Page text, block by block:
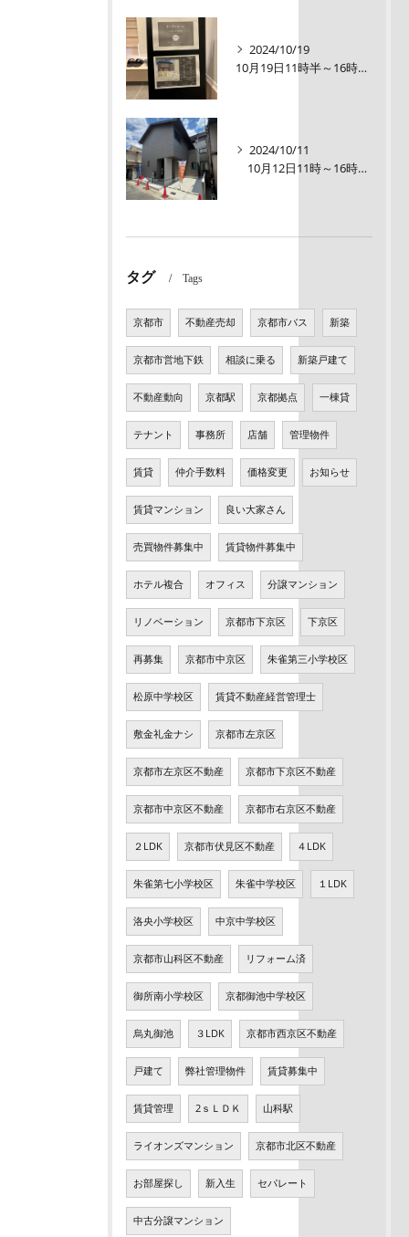
2024/10/19
10月19日11時半～16時00【オープンルーム】伏見区醍醐大構町新築戸建
2024/10/11
10月12日11時～16時【オープンルーム】伏見区醍醐大構町 新築戸建て
タグ Tags
京都市 不動産売却 京都市バス 新築
京都市営地下鉄 相談に乗る 新築戸建て
不動産動向 京都駅 京都拠点 一棟貸
テナント 事務所 店舗 管理物件
賃貸 仲介手数料 価格変更 お知らせ
賃貸マンション 良い大家さん
売買物件募集中 賃貸物件募集中
ホテル複合 オフィス 分譲マンション
リノベーション 京都市下京区 下京区
再募集 京都市中京区 朱雀第三小学校区
松原中学校区 賃貸不動産経営管理士
敷金礼金ナシ 京都市左京区
京都市左京区不動産 京都市下京区不動産
京都市中京区不動産 京都市右京区不動産
２LDK 京都市伏見区不動産 ４LDK
朱雀第七小学校区 朱雀中学校区 １LDK
洛央小学校区 中京中学校区
京都市山科区不動産 リフォーム済
御所南小学校区 京都御池中学校区
烏丸御池 ３LDK 京都市西京区不動産
戸建て 弊社管理物件 賃貸募集中
賃貸管理 2ｓＬＤＫ 山科駅
ライオンズマンション 京都市北区不動産
お部屋探し 新入生 セパレート
中古分譲マンション